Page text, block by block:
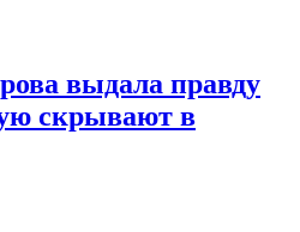
выдала правду
скрывают в